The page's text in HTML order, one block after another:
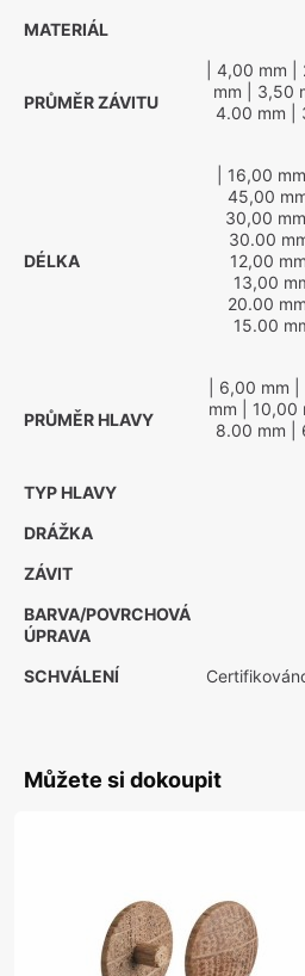
MATERIÁL
PRŮMĚR ZÁVITU
| 4,00 mm |
mm | 3,50
4.00 mm |
DÉLKA
| 16,00 mm
45,00
30,00 mm
30.00
12,00 mm
13,00
20.00 mm
15.00
PRŮMĚR HLAVY
| 6,00 mm
mm | 10,00
8.00 mm |
TYP HLAVY
DRÁŽKA
ZÁVIT
BARVA/POVRCHOVÁ
ÚPRAVA
SCHVÁLENÍ
Můžete si dokoupit